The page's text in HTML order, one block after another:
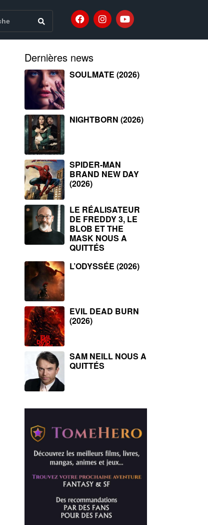
Dernières news
SOULMATE (2026)
NIGHTBORN (2026)
SPIDER-MAN
BRAND NEW DAY
(2026)
LE RÉALISATEUR
DE FREDDY 3, LE
BLOB ET THE
MASK NOUS A
QUITTÉS
L’ODYSSÉE (2026)
EVIL DEAD BURN
(2026)
SAM NEILL NOUS A
QUITTÉS